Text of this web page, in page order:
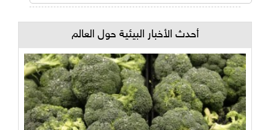
أحدث الأخبار البيئية حول العالم